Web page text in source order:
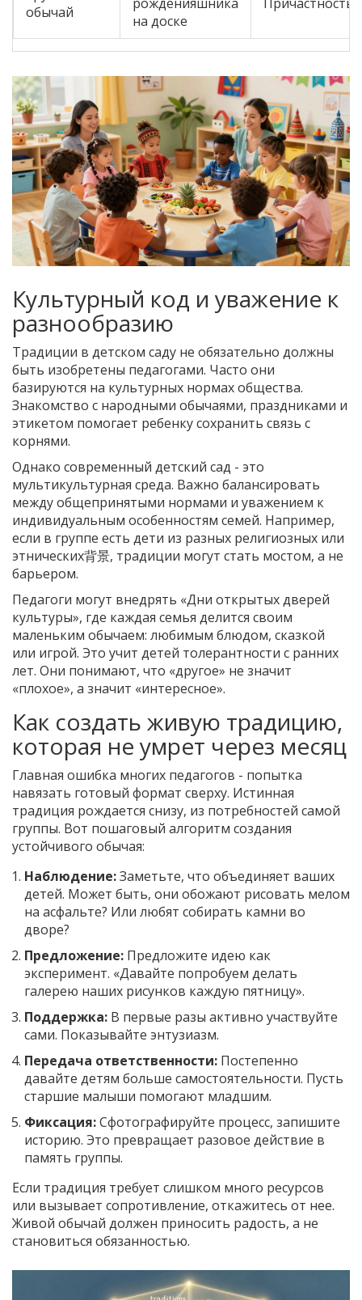
обычай
на доске
Культурный код и уважение к
разнообразию
Традиции в детском саду не обязательно должны
быть изобретены педагогами. Часто они
базируются на культурных нормах общества.
Знакомство с народными обычаями, праздниками и
этикетом помогает ребенку сохранить связь с
корнями.
Однако современный детский сад - это
мультикультурная среда. Важно балансировать
между общепринятыми нормами и уважением к
индивидуальным особенностям семей. Например,
если в группе есть дети из разных религиозных или
этнических背景, традиции могут стать мостом, а не
барьером.
Педагоги могут внедрять «Дни открытых дверей
культуры», где каждая семья делится своим
маленьким обычаем: любимым блюдом, сказкой
или игрой. Это учит детей толерантности с ранних
лет. Они понимают, что «другое» не значит
«плохое», а значит «интересное».
Как создать живую традицию,
которая не умрет через месяц
Главная ошибка многих педагогов - попытка
навязать готовый формат сверху. Истинная
традиция рождается снизу, из потребностей самой
группы. Вот пошаговый алгоритм создания
устойчивого обычая:
Наблюдение:Заметьте, что объединяет ваших
детей. Может быть, они обожают рисовать мелом
на асфальте? Или любят собирать камни во
дворе?
Предложение: Предложите идею как
эксперимент. «Давайте попробуем делать
галерею наших рисунков каждую пятницу».
Поддержка: В первые разы активно участвуйте
сами. Показывайте энтузиазм.
Передача ответственности: Постепенно
давайте детям больше самостоятельности. Пусть
старшие малыши помогают младшим.
Фиксация:Сфотографируйте процесс, запишите
историю. Это превращает разовое действие в
память группы.
Если традиция требует слишком много ресурсов
или вызывает сопротивление, откажитесь от нее.
Живой обычай должен приносить радость, а не
становиться обязанностью.